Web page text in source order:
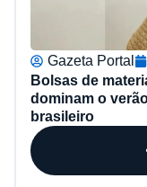
Gazeta Portal
Bolsas de
dominam o
brasileiro